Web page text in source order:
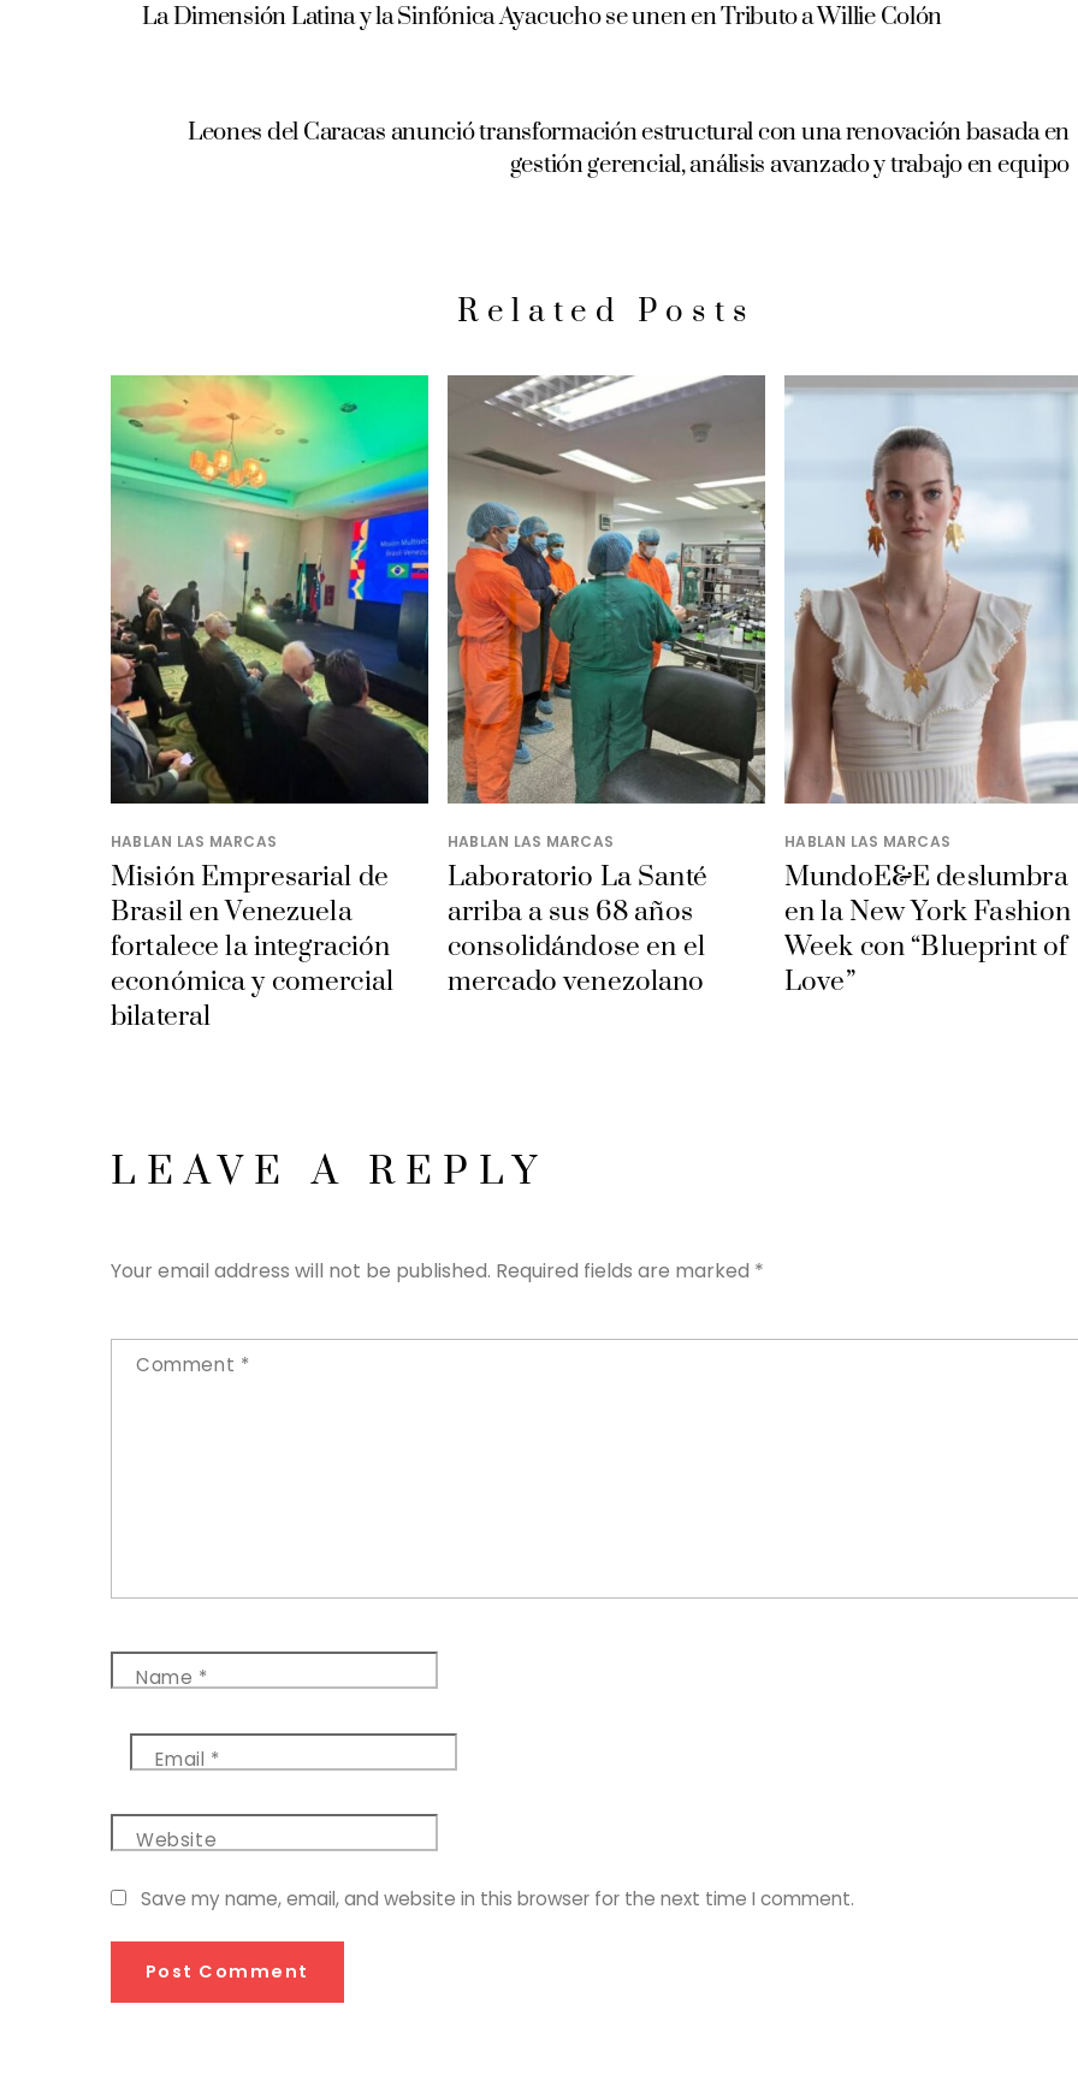
La Dimensión Latina y la Sinfónica Ayacucho se unen en Tributo a Willie Colón
Leones del Caracas anunció transformación estructural con una renovación basada en
gestión gerencial, análisis avanzado y trabajo en equipo
Related Posts
HABLAN LAS MARCAS
Misión Empresarial de
Brasil en Venezuela
fortalece la integración
económica y comercial
bilateral
HABLAN LAS MARCAS
Laboratorio La Santé
arriba a sus 68 años
consolidándose en el
mercado venezolano
HABLAN LAS MARCAS
MundoE&E deslumbra
en la New York Fashion
Week con “Blueprint of
Love”
LEAVE A REPLY
Your email address will not be published. Required fields are marked *
Comment *
Name *
Email *
Website
Save my name, email, and website in this browser for the next time I comment.